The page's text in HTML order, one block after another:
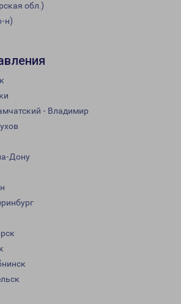
обл.)
н)
- Владимир
Дону